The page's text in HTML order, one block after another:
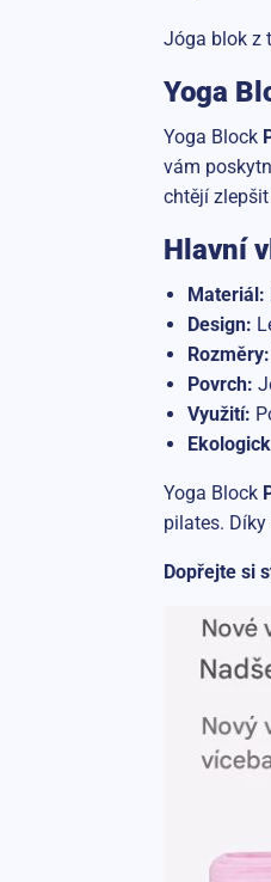
Jóga blok z
Yoga
Yoga Block
vám
chtějí
Hlavní
Materiál:
Design:
Rozměry:
Povrch:
Využití:
Yoga Block
pilates. Díky
Dopřejte si